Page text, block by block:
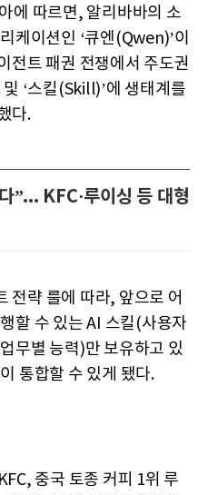
에 따르면, 알리바바의 소
케이션인 ‘큐엔(Qwen)’이
전트 패권 전쟁에서 주도권
‘스킬(Skill)’에 생태계를
다.
”... KFC·루이싱 등 대형
전략 룰에 따라, 앞으로 어
할 수 있는 AI 스킬(사용자
무별 능력)만 보유하고 있
통합할 수 있게 됐다.
중국 토종 커피 1위 루